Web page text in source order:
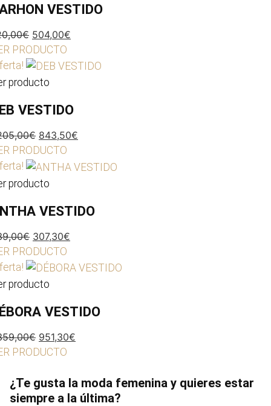
VESTIDO
€ El
precio
original
era:
504,00€
actual
PRODUCTO
producto
VESTIDO
€ El
precio
original
era:
843,50€
actual
PRODUCTO
producto
VESTIDO
€ El
precio
original
era:
307,30€
actual
PRODUCTO
producto
VESTIDO
€ El
precio
era:
1.359,00€.
951,30€
es:
951,30€.
PRODUCTO
¿Te gusta la moda femenina y quieres estar
siempre a la última?